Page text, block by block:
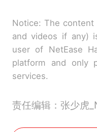
Notice: The
and videos if any)
user of NetEase
platform and only
services.
责任编辑：张少虎